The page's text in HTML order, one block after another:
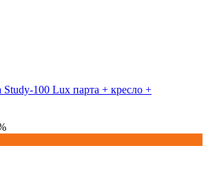
100 Lux парта + кресло +